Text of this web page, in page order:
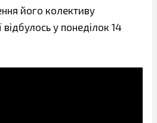
його колективу
відбулось у понеділок 14